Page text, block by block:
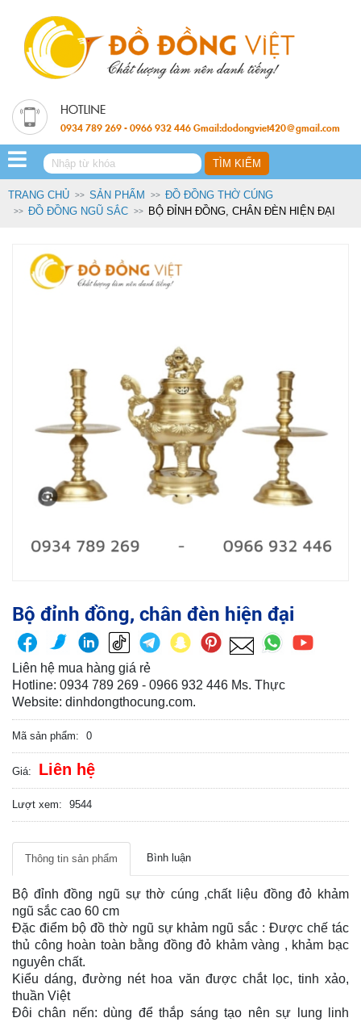
0934 789 269 - 0966 932 446 Gmail:dodongviet420@gmail.com
TRANG CHỦ SẢN PHẨM
ĐỒ ĐỒNG THỜ CÚNG
ĐỒ ĐỒNG NGŨ SẮC
BỘ ĐỈNH ĐỒNG, CHÂN ĐÈN HIỆN ĐẠI
Bộ đỉnh đồng, chân đèn hiện đại
Liên hệ mua hàng giá rẻ
Hotline: 0934 789 269 - 0966 932 446 Ms. Thực
Website: dinhdongthocung.com.
Mã sản phẩm: 0
Giá: Liên hệ
Lượt xem: 9544
Thông tin sản phẩm Bình luận
Bộ đỉnh đồng ngũ sự thờ cúng ,chất liệu đồng đỏ khảm
ngũ sắc cao 60 cm
Đặc điểm bộ đồ thờ ngũ sự khảm ngũ sắc : Được chế tác
thủ công hoàn toàn bằng đồng đỏ khảm vàng , khảm bạc
nguyên chất.
Kiểu dáng, đường nét hoa văn được chắt lọc, tinh xảo,
thuần Việt
Đôi chân nến: dùng để thắp sáng tạo nên sự lung linh